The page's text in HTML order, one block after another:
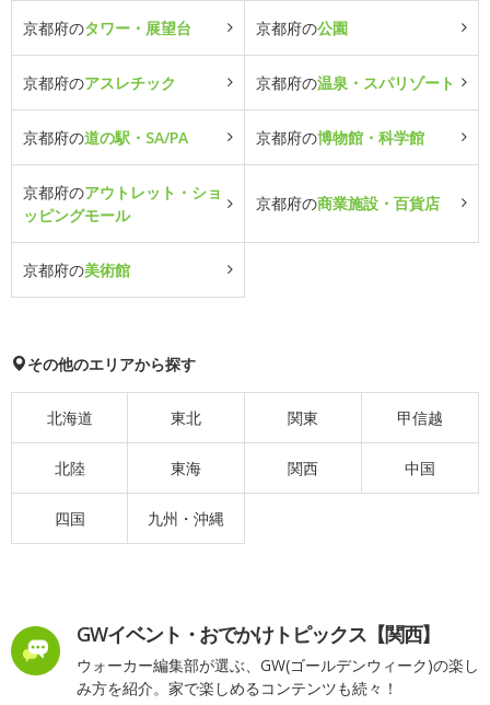
京都府のタワー・展望台 京都府の公園
京都府のアスレチック 京都府の温泉・スパリゾート
京都府の道の駅・SA/PA 京都府の博物館・科学館
京都府のアウトレット・ショ
ッピングモール
京都府の商業施設・百貨店
京都府の美術館
その他のエリアから探す
北海道 東北 関東 甲信越
北陸 東海 関西 中国
四国 九州・沖縄
GWイベント・おでかけトピックス【関西】
ウォーカー編集部が選ぶ、GW(ゴールデンウィーク)の楽し
み方を紹介。家で楽しめるコンテンツも続々！